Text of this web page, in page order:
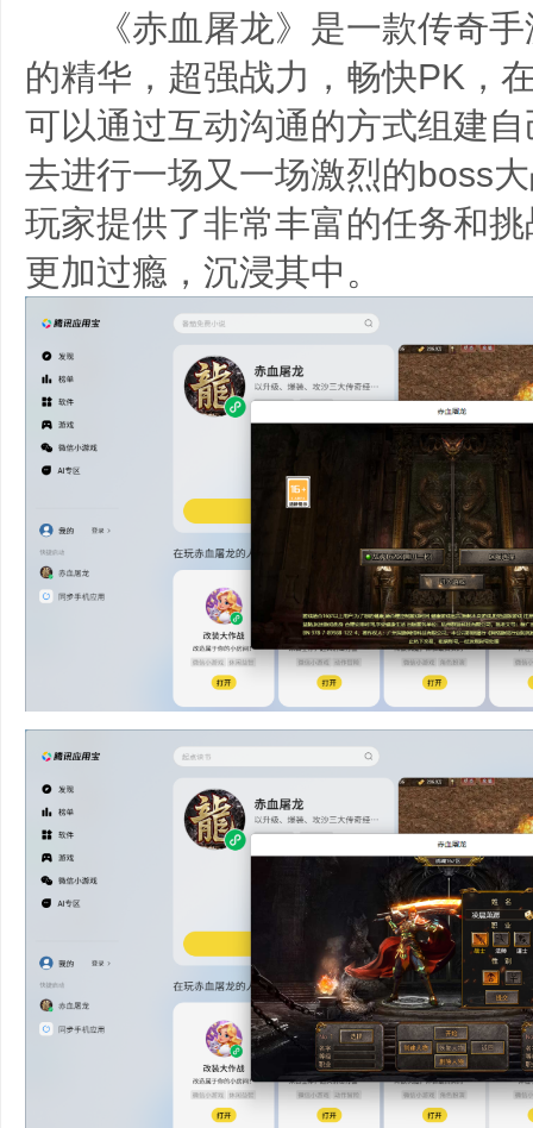
《赤血屠龙》是一款传奇手
的精华，超强战力，畅快PK，
可以通过互动沟通的方式组建
去进行一场又一场激烈的boss
玩家提供了非常丰富的任务和
更加过瘾，沉浸其中。